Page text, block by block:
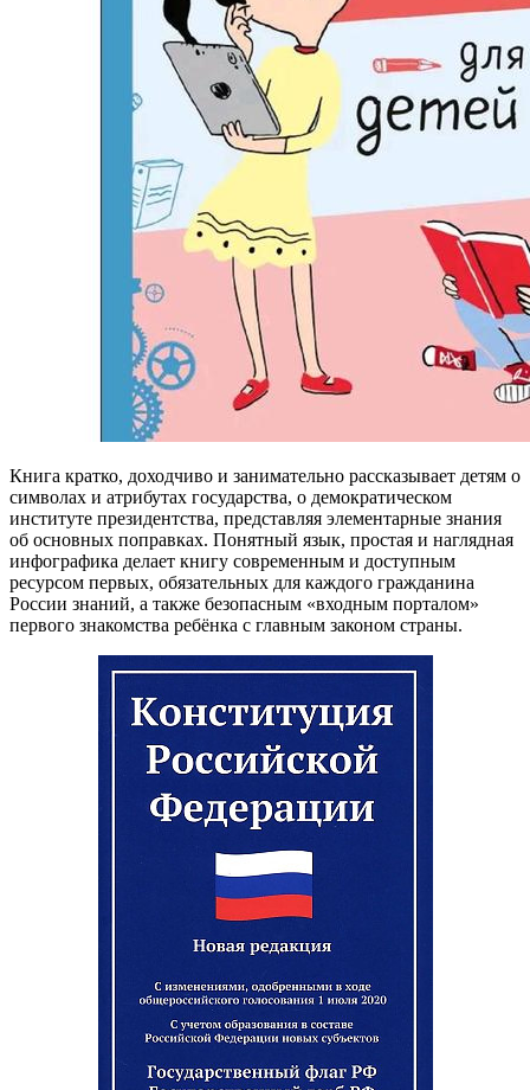
Книга кратко, доходчиво и занимательно рассказывает детям о
символах и атрибутах государства, о демократическом
институте президентства, представляя элементарные знания
об основных поправках. Понятный язык, простая и наглядная
инфографика делает книгу современным и доступным
ресурсом первых, обязательных для каждого гражданина
России знаний, а также безопасным «входным порталом»
первого знакомства ребёнка с главным законом страны.